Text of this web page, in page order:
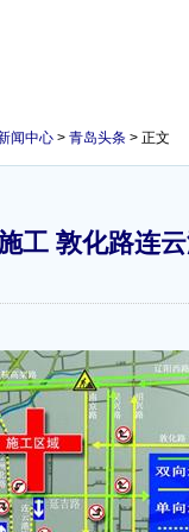
闻中心 > 青岛头条 > 正文
工 敦化路连